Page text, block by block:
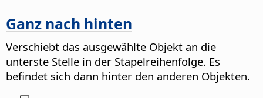
Ganz nach hinten
Verschiebt das ausgewählte Objekt an die
unterste Stelle in der Stapelreihenfolge. Es
befindet sich dann hinter den anderen Objekten.